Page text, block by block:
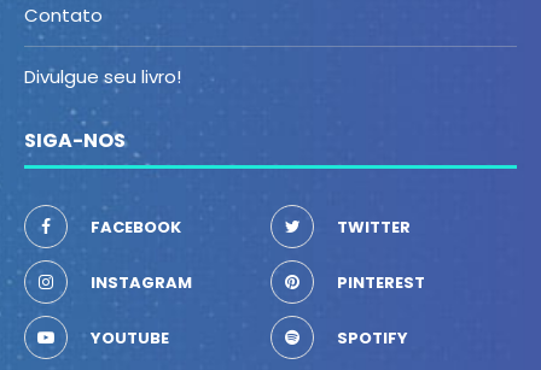
Contato
Divulgue seu livro!
SIGA-NOS
FACEBOOK TWITTER
INSTAGRAM PINTEREST
YOUTUBE SPOTIFY